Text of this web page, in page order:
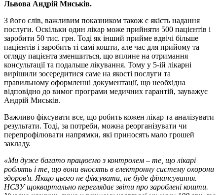
Львова Андрій Миськів.
З його слів, важливим показником також є якість надання
послуги. Оскільки один лікар може прийняти 500 пацієнтів і
заробити 50 тис. грн. Тоді як інший прийме вдвічі більше
пацієнтів і заробить ті самі кошти, але час для прийому та
огляду пацієнта зменшиться, що вплине на отримання
консультації та подальше лікування. Тому у 5-ій лікарні
вирішили зосередитися саме на якості послуги та
правильному оформленні документації, що необхідна
відповідно до вимог програми медичних гарантій, зауважує
Андрій Миськів.
Важливо фіксувати все, що робить кожен лікар та аналізувати
результати. Тоді, за потреби, можна реорганізувати чи
перепрофілювати напрямки, які приносять мало грошей
закладу.
«Ми дуже багато працюємо з контролем – те, що лікарі
роблять і те, що вони вносять в електронну систему охорони
здоров'я. Якщо цього не фіксувати, не буде фінансування.
НСЗУ щоквартально переглядає звіти про зароблені кошти.